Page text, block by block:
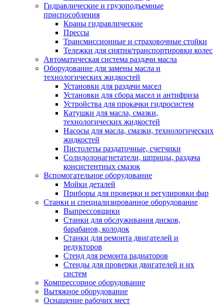
Гидравлические и грузоподъемные
приспособления
Краны гидравлические
Прессы
Трансмиссионные и страховочные стойки
Тележки для снятия/транспортировки колес
Автоматическая система раздачи масла
Оборудование для замены масла и
технологических жидкостей
Установки для раздачи масел
Установки для сбора масел и антифриза
Устройства для прокачки гидросистем
Катушки для масла, смазки,
технологических жидкостей
Насосы для масла, смазки, технологических
жидкостей
Пистолеты раздаточные, счетчики
Солидолонагнетатели, шприцы, раздача
консистентных смазок
Вспомогательное оборудование
Мойки деталей
Приборы для проверки и регулировки фар
Станки и специализированное оборудование
Выпрессовщики
Станки для обслуживания дисков,
барабанов, колодок
Станки для ремонта двигателей и
редукторов
Стенд для ремонта радиаторов
Стенды для проверки двигателей и их
систем
Компрессорное оборудование
Вытяжное оборудование
Оснащение рабочих мест